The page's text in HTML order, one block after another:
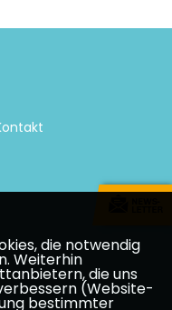
die notwendig
Weiterhin
die uns
(Website-
bestimmter